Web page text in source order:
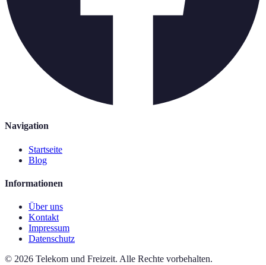
Navigation
Startseite
Blog
Informationen
Über uns
Kontakt
Impressum
Datenschutz
© 2026 Telekom und Freizeit. Alle Rechte vorbehalten.